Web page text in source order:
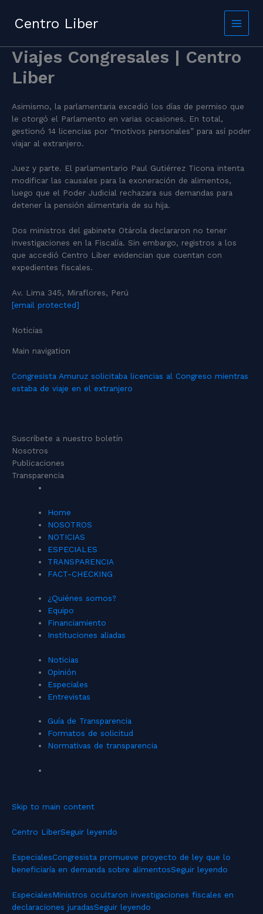
contentCentro Liber
Viajes Congresales | Centro
Liber
Asimismo, la parlamentaria excedió los días de permiso que
le otorgó el Parlamento en varias ocasiones. En total,
gestionó 14 licencias por “motivos personales” para así poder
viajar al extranjero.
Juez y parte. El parlamentario Paul Gutiérrez Ticona intenta
modificar las causales para la exoneración de alimentos,
luego que el Poder Judicial rechazara sus demandas para
detener la pensión alimentaria de su hija.
Dos ministros del gabinete Otárola declararon no tener
investigaciones en la Fiscalía. Sin embargo, registros a los
que accedió Centro Liber evidencian que cuentan con
expedientes fiscales.
Av. Lima 345, Miraflores, Perú
[email protected]
Noticias
Main navigation
Congresista Amuruz solicitaba licencias al Congreso mientras
estaba de viaje en el extranjero
Suscríbete a nuestro boletín
Nosotros
Publicaciones
Transparencia
Home
NOSOTROS
NOTICIAS
ESPECIALES
TRANSPARENCIA
FACT-CHECKING
¿Quiénes somos?
Equipo
Financiamiento
Instituciones aliadas
Noticias
Opinión
Especiales
Entrevistas
Guía de Transparencia
Formatos de solicitud
Normativas de transparencia
Skip to main content
Centro LiberSeguir leyendo
EspecialesCongresista promueve proyecto de ley que lo
beneficiaría en demanda sobre alimentosSeguir leyendo
EspecialesMinistros ocultaron investigaciones fiscales en
declaraciones juradasSeguir leyendo